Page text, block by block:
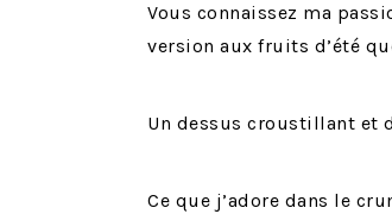
Vous connaissez ma
version aux fruits d’été
Un dessus croustillant et
Ce que j’adore dans le